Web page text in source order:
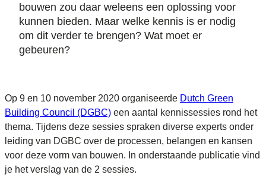
bouwen zou daar weleens een oplossing voor
kunnen bieden. Maar welke kennis is er nodig
om dit verder te brengen? Wat moet er
gebeuren?
Op 9 en 10 november 2020 organiseerde Dutch Green
Building Council (DGBC) een aantal kennissessies rond het
thema. Tijdens deze sessies spraken diverse experts onder
leiding van DGBC over de processen, belangen en kansen
voor deze vorm van bouwen. In onderstaande publicatie vind
je het verslag van de 2 sessies.